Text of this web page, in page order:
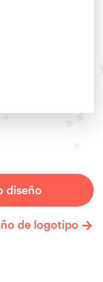
diseño
de logotipo